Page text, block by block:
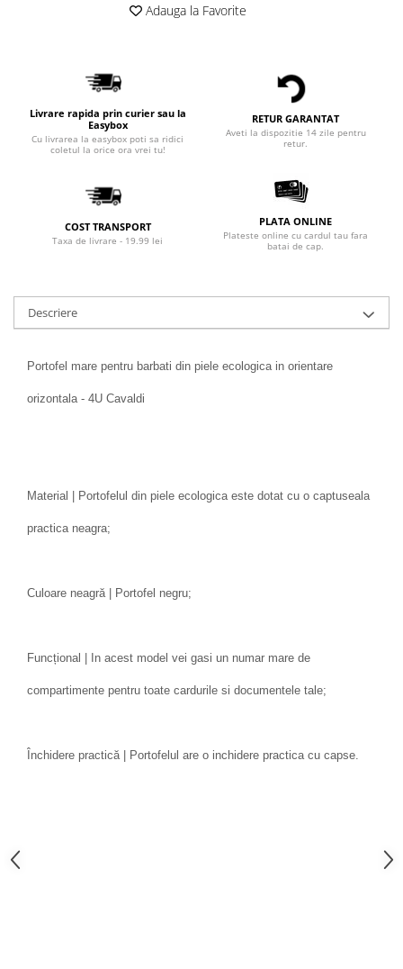
Adauga la Favorite
Livrare rapida prin curier sau la
Easybox
Cu livrarea la easybox poti sa ridici
coletul la orice ora vrei tu!
RETUR GARANTAT
Aveti la dispozitie 14 zile pentru
retur.
COST TRANSPORT
Taxa de livrare - 19.99 lei
PLATA ONLINE
Plateste online cu cardul tau fara
batai de cap.
Descriere
Portofel mare pentru barbati din piele ecologica in orientare
orizontala - 4U Cavaldi
Material | Portofelul din piele ecologica este dotat cu o captuseala
practica neagra;
Culoare neagră | Portofel negru;
Funcțional | In acest model vei gasi un numar mare de
compartimente pentru toate cardurile si documentele tale;
Închidere practică | Portofelul are o inchidere practica cu capse.